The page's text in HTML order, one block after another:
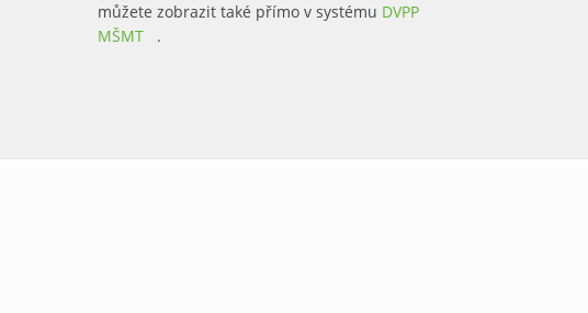
můžete zobrazit také přímo v systému DVPP
MŠMT (link is external)
.